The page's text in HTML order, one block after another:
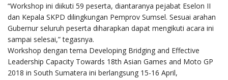
“Workshop ini diikuti 59 peserta, diantaranya pejabat Eselon II
dan Kepala SKPD dilingkungan Pemprov Sumsel. Sesuai arahan
Gubernur seluruh peserta diharapkan dapat mengikuti acara ini
sampai selesai,” tegasnya.
Workshop dengan tema Developing Bridging and Effective
Leadership Capacity Towards 18th Asian Games and Moto GP
2018 in South Sumatera ini berlangsung 15-16 April,